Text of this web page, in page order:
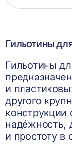
Гильотины
Гильотины
и
другого
конструкции
надёжность,
и простоту в